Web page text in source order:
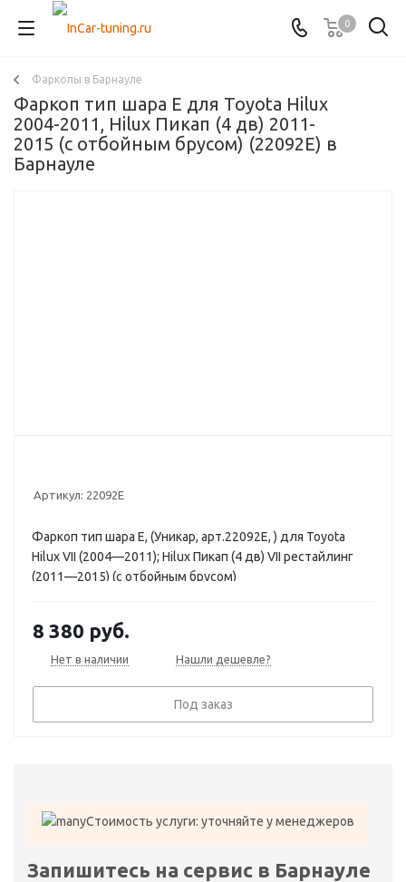
0
Фаркопы в Барнауле
Фаркоп тип шара E для Toyota Hilux
2004-2011, Hilux Пикап (4 дв) 2011-
2015 (с отбойным брусом) (22092E) в
Барнауле
Артикул: 22092E
Фаркоп тип шара E, (Уникар, арт.22092E, ) для Toyota
Hilux VII (2004—2011); Hilux Пикап (4 дв) VII рестайлинг
(2011—2015) (с отбойным брусом)
8 380 руб.
Нет в наличии Нашли дешевле?
Под заказ
Стоимость услуги: уточняйте у менеджеров
Запишитесь на сервис в Барнауле